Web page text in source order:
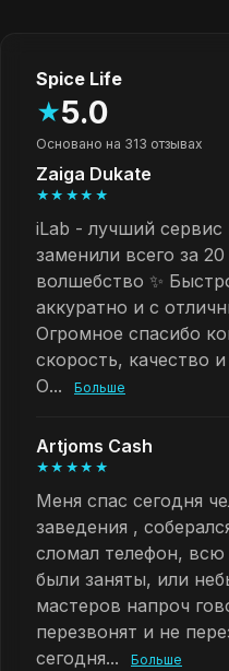
Spice Life
★5.0
Основано на 313 отзывах
Zaiga Dukate
★★★★★
iLab - лучший
заменили всего за
волшебство ✨
аккуратно и с
Огромное спасибо
скорость, качество
О...
Больше
Artjoms Cash
★★★★★
Меня спас сегодня
заведения ,
сломал телефон, всю
были заняты, или
мастеров напроч
перезвонят и не
сегодня...
Больше